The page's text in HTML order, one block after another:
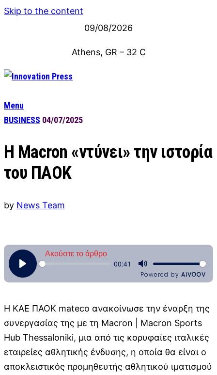
Skip to the content
09/08/2026
Athens, GR – 32 C
Menu
BUSINESS 04/07/2025
Η Macron «ντύνει» την ιστορία
του ΠΑΟΚ
by News Team
Η ΚΑΕ ΠΑΟΚ mateco ανακοίνωσε την έναρξη της
συνεργασίας της με τη Macron | Macron Sports
Hub Thessaloniki, μια από τις κορυφαίες ιταλικές
εταιρείες αθλητικής ένδυσης, η οποία θα είναι ο
αποκλειστικός προμηθευτής αθλητικού ιματισμού